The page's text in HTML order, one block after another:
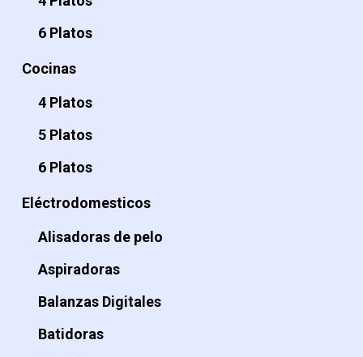
6 Platos
Cocinas
4 Platos
5 Platos
6 Platos
Eléctrodomesticos
Alisadoras de pelo
Aspiradoras
Balanzas Digitales
Batidoras